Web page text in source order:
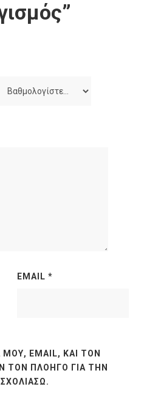
EMAIL *
EMAIL, ΚΑΙ ΤΟΝ
ΤΟΝ ΠΛΟΗΓΌ ΓΙΑ ΤΗΝ